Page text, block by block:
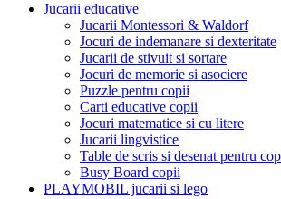
Jucarii educative
Jucarii Montessori & Waldorf
Jocuri de indemanare si dexteritate
Jucarii de stivuit si sortare
Jocuri de memorie si asociere
Puzzle pentru copii
Carti educative copii
Jocuri matematice si cu litere
Jucarii lingvistice
Table de scris si desenat pentru
Busy Board copii
PLAYMOBIL jucarii si lego